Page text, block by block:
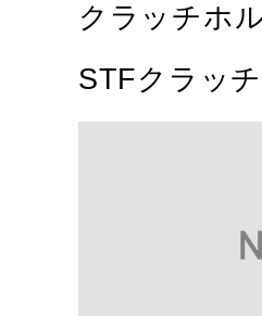
クラッチホ
STFクラッ